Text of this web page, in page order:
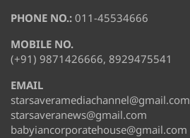
PHONE NO.: 011-45534666
MOBILE NO.
(+91) 9871426666, 8929475541
EMAIL
starsaveramediachannel@gmail.com
starsaveranews@gmail.com
babyiancorporatehouse@gmail.com